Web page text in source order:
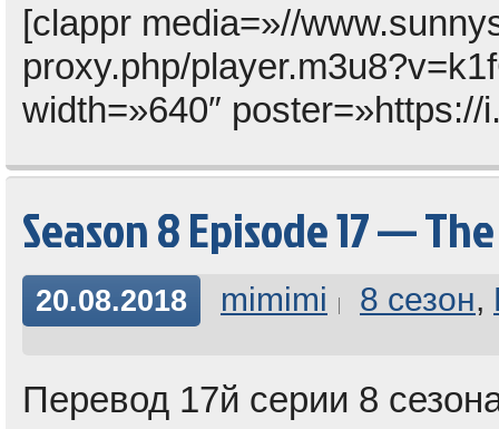
[clappr media=»//
proxy.php/
width=»640″
Season 8 Episode 17 —
20.08.2018 mimimi 8 сезон,
Перевод 17й серии 8